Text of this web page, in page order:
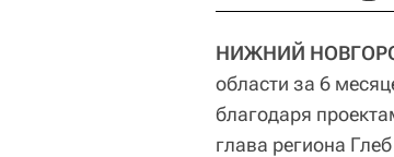
НИЖНИЙ
области за 6
благодаря
глава региона